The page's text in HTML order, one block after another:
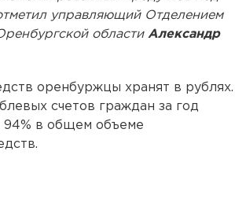
управляющий Отделением
области Александр
оренбуржцы хранят в рублях.
счетов граждан за год
94% в общем объеме